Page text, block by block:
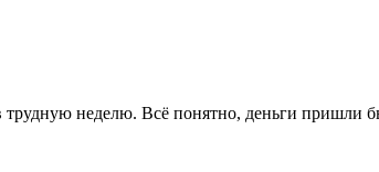
неделю. Всё понятно, деньги пришли